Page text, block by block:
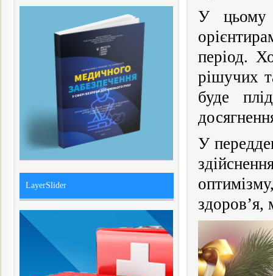
У цьому
період.
рішучих
буде
У
здоров’я,
LayerSlider